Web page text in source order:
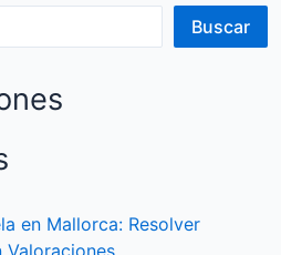
Buscar
en Mallorca: Resolver